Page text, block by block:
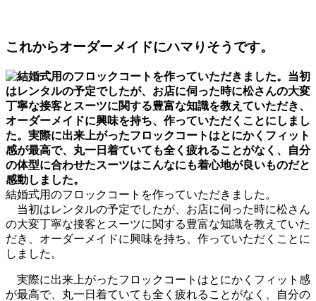
これからオーダーメイドにハマりそうです。
結婚式用のフロックコートを作っていただきました。
当初はレンタルの予定でしたが、お店に伺った時に松さん
の大変丁寧な接客とスーツに関する豊富な知識を教えていた
だき、オーダーメイドに興味を持ち、作っていただくことに
しました。
実際に出来上がったフロックコートはとにかくフィット感
が最高で、丸一日着ていても全く疲れることがなく、自分の